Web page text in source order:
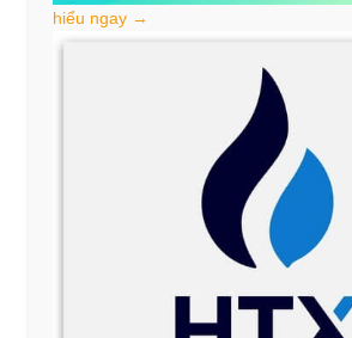
hiểu ngay →